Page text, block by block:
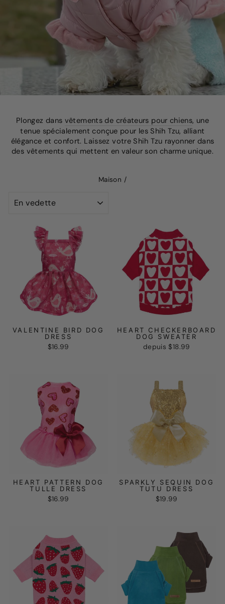
Plongez dans vêtements de créateurs pour chiens, une
tenue spécialement conçue pour les Shih Tzu, alliant
élégance et confort. Laissez votre Shih Tzu rayonner dans
des vêtements qui mettent en valeur son charme unique.
Maison /
VALENTINE BIRD DOG
DRESS
$16.99
HEART CHECKERBOARD
DOG SWEATER
depuis$18.99
HEART PATTERN DOG
TULLE DRESS
$16.99
SPARKLY SEQUIN DOG
TUTU DRESS
$19.99